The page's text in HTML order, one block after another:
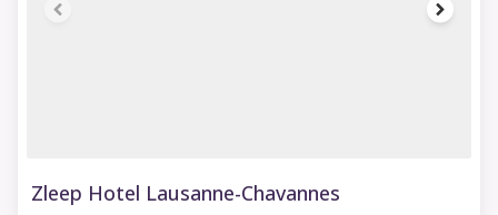
Zleep Hotel Lausanne-Chavannes